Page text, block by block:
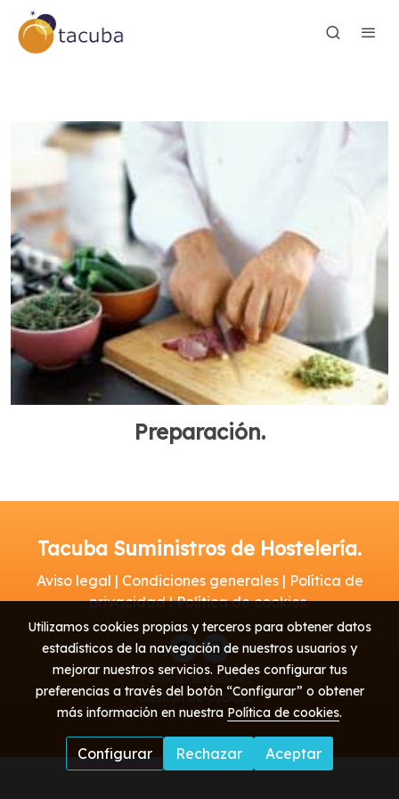
Preparación.
Tacuba Suministros de Hostelería.
Aviso legal | Condiciones generales | Política de
privacidad | Política de cookies
Política de cookies
Gestión de cookies
Utilizamos cookies propias y terceros para obtener datos
estadísticos de la navegación de nuestros usuarios y
mejorar nuestros servicios. Puedes configurar tus
preferencias a través del botón “Configurar” o obtener
más información en nuestra Política de cookies.
Configurar Rechazar Aceptar